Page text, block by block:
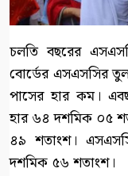
চলতি বছরের
বোর্ডের এসএসসির
পাসের হার কম।
হার ৬৪ দশমিক ০৫
৪৯ শতাংশ।
দশমিক ৫৬ শতাংশ।